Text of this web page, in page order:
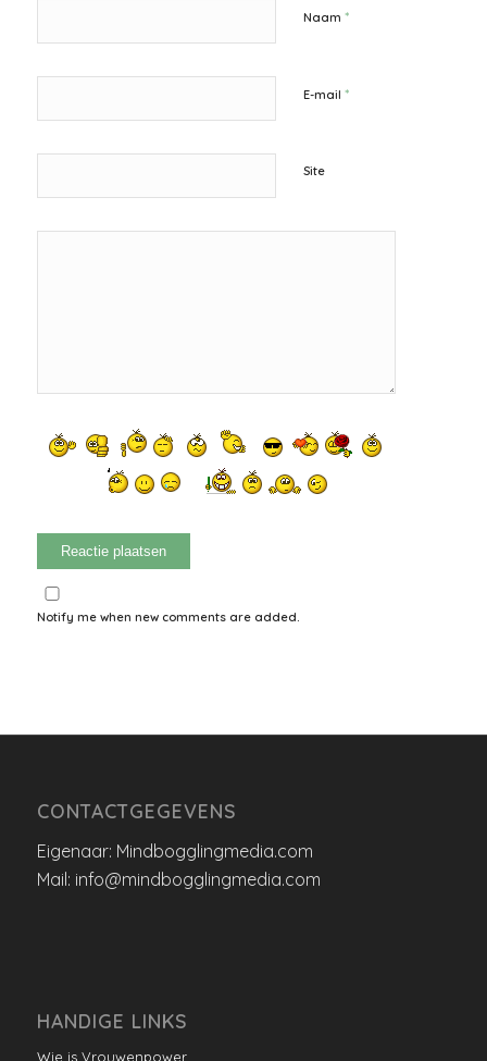
Naam *
E-mail *
Site
Notify me when new comments are added.
CONTACTGEGEVENS
Eigenaar: Mindbogglingmedia.com
Mail: info@mindbogglingmedia.com
HANDIGE LINKS
Wie is Vrouwenpower